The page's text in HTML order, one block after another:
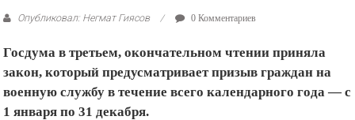
Опубликовал: Негмат Гиясов 0 Комментариев
Госдума в третьем, окончательном чтении приняла
закон, который предусматривает призыв граждан на
военную службу в течение всего календарного года — с
1 января по 31 декабря.